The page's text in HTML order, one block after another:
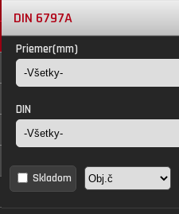
DIN 6797A
Priemer(mm)
DIN
Skladom